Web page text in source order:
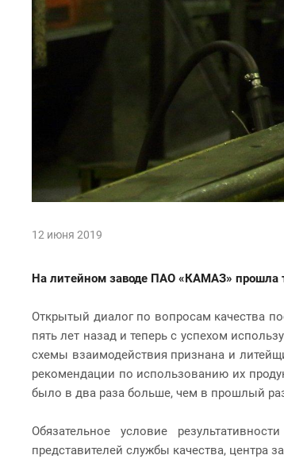
12 июня 2019
На литейном заводе ПАО «КАМАЗ» прошла
Открытый диалог по вопросам качества
пять лет назад и теперь с успехом
схемы взаимодействия признана и
рекомендации по использованию их
было в два раза больше, чем в прошлый
Обязательное условие
представителей службы качества, центра